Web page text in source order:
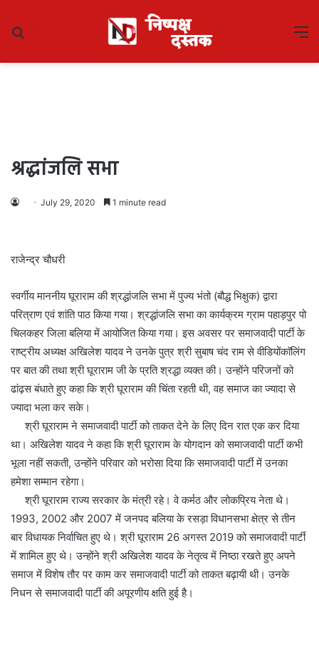
श्रद्धांजलि सभा
July 29, 2020 1 minute read
राजेन्द्र चौधरी
स्वर्गीय माननीय घूराराम की श्रद्धांजलि सभा में पुज्य भंतो (बौद्ध भिक्षुक) द्वारा
परित्राण एवं शांति पाठ किया गया। श्रद्धांजलि सभा का कार्यक्रम ग्राम पहाड़पुर पो
चिलकहर जिला बलिया में आयोजित किया गया। इस अवसर पर समाजवादी पार्टी के
राष्ट्रीय अध्यक्ष अखिलेश यादव ने उनके पुत्र श्री सुबाष चंद राम से वीडियोंकाॅलिंग
पर बात की तथा श्री घूराराम जी के प्रति श्रद्धा व्यक्त की। उन्होंने परिजनों को
ढांढ़स बंधाते हुए कहा कि श्री घूराराम की चिंता रहती थी, वह समाज का ज्यादा से
ज्यादा भला कर सके।
श्री घूराराम ने समाजवादी पार्टी को ताकत देने के लिए दिन रात एक कर दिया
था। अखिलेश यादव ने कहा कि श्री घूराराम के योगदान को समाजवादी पार्टी कभी
भूला नहीं सकती, उन्होंने परिवार को भरोसा दिया कि समाजवादी पार्टी में उनका
हमेशा सम्मान रहेगा।
श्री घूराराम राज्य सरकार के मंत्री रहे। वे कर्मठ और लोकप्रिय नेता थे।
1993, 2002 और 2007 में जनपद बलिया के रसड़ा विधानसभा क्षेत्र से तीन
बार विधायक निर्वाचित हुए थे। श्री घूराराम 26 अगस्त 2019 को समाजवादी पार्टी
में शामिल हुए थे। उन्होंने श्री अखिलेश यादव के नेतृत्व में निष्ठा रखते हुए अपने
समाज में विशेष तौर पर काम कर समाजवादी पार्टी को ताकत बढ़ायी थी। उनके
निधन से समाजवादी पार्टी की अपूरणीय क्षति हुई है।